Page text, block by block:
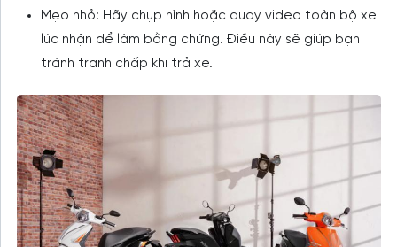
Mẹo nhỏ: Hãy chụp hình hoặc quay video toàn bộ xe
lúc nhận để làm bằng chứng. Điều này sẽ giúp bạn
tránh tranh chấp khi trả xe.